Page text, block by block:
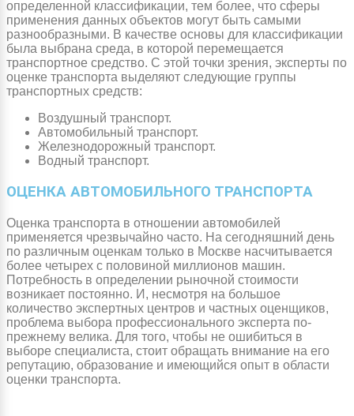
определенной классификации, тем более, что сферы
применения данных объектов могут быть самыми
разнообразными. В качестве основы для классификации
была выбрана среда, в которой перемещается
транспортное средство. С этой точки зрения, эксперты по
оценке транспорта выделяют следующие группы
транспортных средств:
Воздушный транспорт.
Автомобильный транспорт.
Железнодорожный транспорт.
Водный транспорт.
ОЦЕНКА АВТОМОБИЛЬНОГО ТРАНСПОРТА
Оценка транспорта в отношении автомобилей
применяется чрезвычайно часто. На сегодняшний день
по различным оценкам только в Москве насчитывается
более четырех с половиной миллионов машин.
Потребность в определении рыночной стоимости
возникает постоянно. И, несмотря на большое
количество экспертных центров и частных оценщиков,
проблема выбора профессионального эксперта по-
прежнему велика. Для того, чтобы не ошибиться в
выборе специалиста, стоит обращать внимание на его
репутацию, образование и имеющийся опыт в области
оценки транспорта.